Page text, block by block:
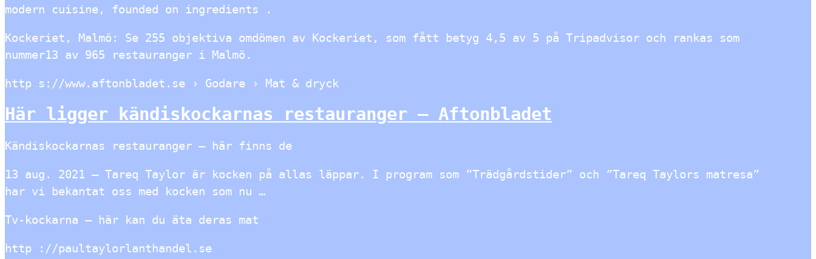
modern cuisine, founded on ingredients .
Kockeriet, Malmö: Se 255 objektiva omdömen av Kockeriet, som fått betyg 4,5 av 5 på Tripadvisor och rankas som
nummer13 av 965 restauranger i Malmö.
http s://www.aftonbladet.se › Godare › Mat & dryck
Här ligger kändiskockarnas restauranger – Aftonbladet
Kändiskockarnas restauranger – här finns de
13 aug. 2021 — Tareq Taylor är kocken på allas läppar. I program som ”Trädgårdstider” och ”Tareq Taylors matresa”
har vi bekantat oss med kocken som nu …
Tv-kockarna – här kan du äta deras mat
http ://paultaylorlanthandel.se